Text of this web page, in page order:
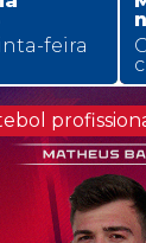
feira